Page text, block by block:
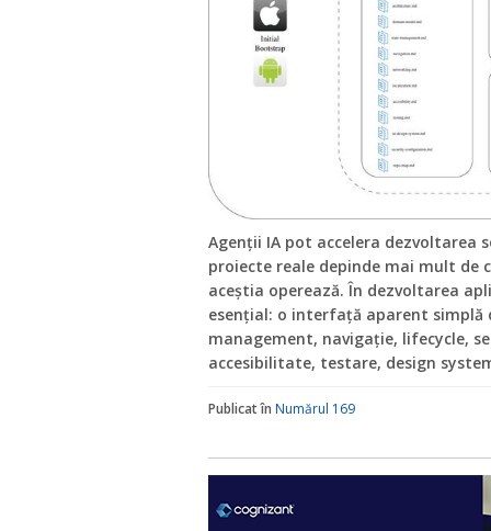
Agenții IA pot accelera dezvoltarea
proiecte reale depinde mai mult
aceștia operează. În dezvoltarea
esențial: o interfață aparent
management, navigație, lifecycle,
accesibilitate, testare, design
Publicat în Numărul 169